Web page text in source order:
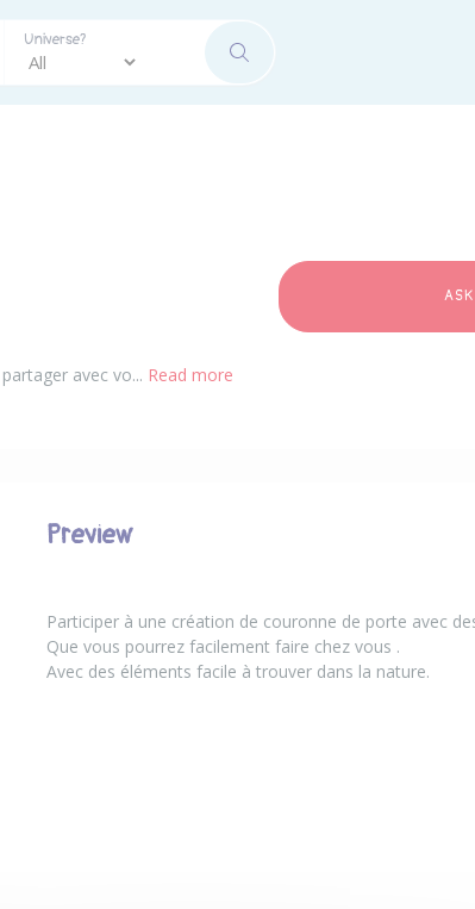
Universe?
SEARCH
avec vo... Read more
Preview
Participer à une création de couronne de porte avec
Que vous pourrez facilement faire chez vous .